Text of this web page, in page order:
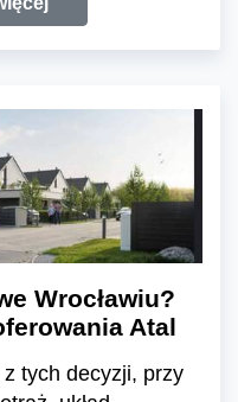
Wrocławiu?
Atal
tych decyzji, przy